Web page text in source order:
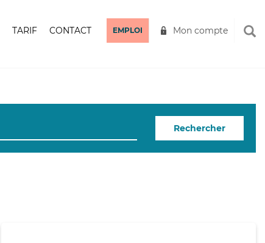
TARIF CONTACT EMPLOI Mon compte
Rechercher